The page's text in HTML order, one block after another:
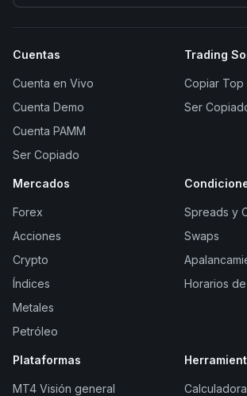
Cuentas
Cuenta en Vivo
Cuenta Demo
Cuenta PAMM
Ser Copiado
Trading
Copiar
Ser
Mercados
Forex
Acciones
Crypto
Índices
Metales
Petróleo
Spreads y
Swaps
Horarios
Plataformas
MT4 Visión general